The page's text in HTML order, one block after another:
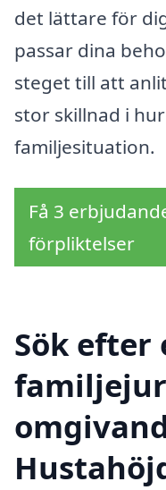
det lättare för
passar dina
steget till att
stor skillnad i
familjesituation.
Få 3
förpliktelser
Sök efter